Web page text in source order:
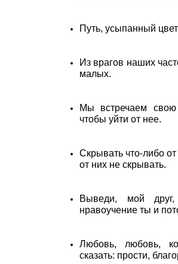
Путь, усыпанный
Из врагов наших
малых.
Мы встречаем свою
чтобы уйти от нее.
Скрывать что-либо
от них не скрывать.
Выведи, мой
нравоучение ты и
Любовь, любовь,
сказать: прости,